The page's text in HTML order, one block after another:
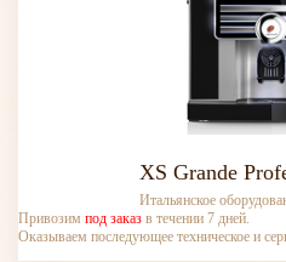
XS Grande
Итальянское
Привозим под заказ в течении 7 дней.
Оказываем последующее техническое и